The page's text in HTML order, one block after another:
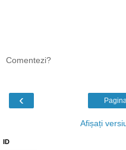
Comentezi?
‹
Afișați
ID